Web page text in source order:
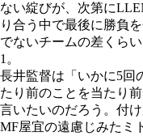
ない綻びが、次第に
り合う中で最後に勝負
でないチームの差くら
1。
長井監督は「いかに5回
たり前のことを当たり
言いたいのだろう。付
MF屋宜の遠慮じみたミ